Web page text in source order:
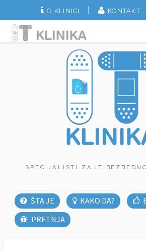
O KLINICI KONTAKT
ŠTA JE KAKO DA?
PRETNJA
SPECIJALISTI ZA IT